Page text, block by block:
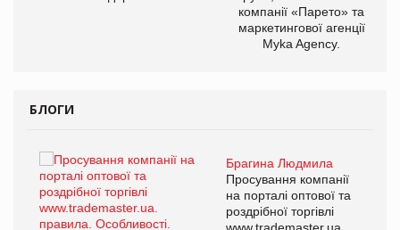
компанії «Парето» та
маркетингової агенції
Myka Agency.
БЛОГИ
Брагина Людмила
Просування компанії
на порталі оптової та
роздрібної торгівлі
www.trademaster.ua.